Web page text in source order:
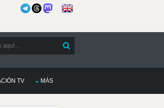
TV MÁS